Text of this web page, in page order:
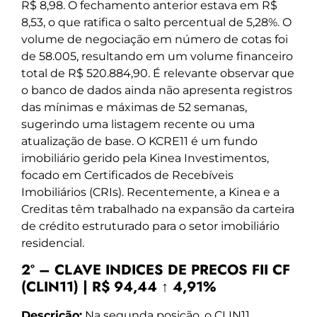
R$ 8,98. O fechamento anterior estava em R$
8,53, o que ratifica o salto percentual de 5,28%. O
volume de negociação em número de cotas foi
de 58.005, resultando em um volume financeiro
total de R$ 520.884,90. É relevante observar que
o banco de dados ainda não apresenta registros
das mínimas e máximas de 52 semanas,
sugerindo uma listagem recente ou uma
atualização de base. O KCRE11 é um fundo
imobiliário gerido pela Kinea Investimentos,
focado em Certificados de Recebíveis
Imobiliários (CRIs). Recentemente, a Kinea e a
Creditas têm trabalhado na expansão da carteira
de crédito estruturado para o setor imobiliário
residencial.
2º – CLAVE INDICES DE PRECOS FII CF
(CLIN11) | R$ 94,44 ↑ 4,91%